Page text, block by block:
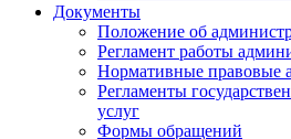
Документы
Положение об
Регламент работы
Нормативные правовые
Регламенты
услуг
Формы обращений